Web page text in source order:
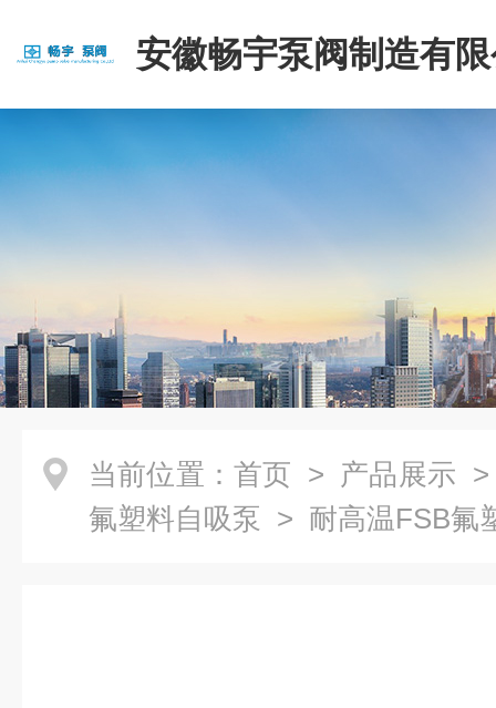
安徽畅宇泵阀制造有
当前位置： 首页 > 产品展示
氟塑料自吸泵 > 耐高温FSB氟